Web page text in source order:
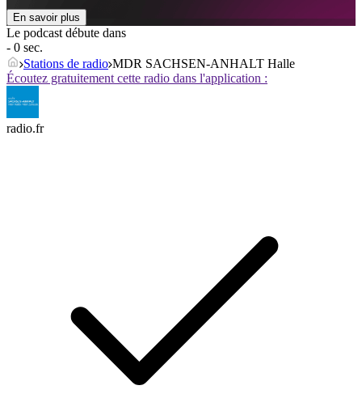
En savoir plus
Le podcast débute dans
- 0 sec.
Stations de radio MDR SACHSEN-ANHALT Halle
Écoutez gratuitement cette radio dans l'application :
radio.fr